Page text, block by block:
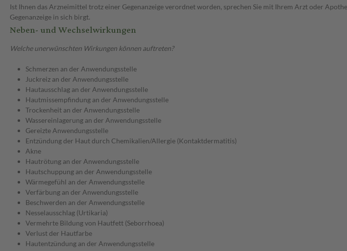
Ist Ihnen das Arzneimittel trotz einer Gegenanzeige verordnet worden, sprechen Sie mit Ihrem Arzt oder
Gegenanzeige in sich birgt.
Neben- und Wechselwirkungen
Welche unerwünschten Wirkungen können auftreten?
Schmerzen an der Anwendungsstelle
Juckreiz an der Anwendungsstelle
Hautausschlag an der Anwendungsstelle
Hautmissempfindung an der Anwendungsstelle
Trockenheit an der Anwendungsstelle
Wassereinlagerung an der Anwendungsstelle
Gereizte Anwendungsstelle
Entzündung der Haut durch Chemikalien/Allergie (Kontaktdermatitis)
Akne
Hautrötung an der Anwendungsstelle
Hautschuppung an der Anwendungsstelle
Wärmegefühl an der Anwendungsstelle
Verfärbung an der Anwendungsstelle
Beschwerden an der Anwendungsstelle
Nesselausschlag (Urtikaria)
Vermehrte Bildung von Hautfett (Seborrhoea)
Verlust der Hautfarbe
Hautentzündung an der Anwendungsstelle